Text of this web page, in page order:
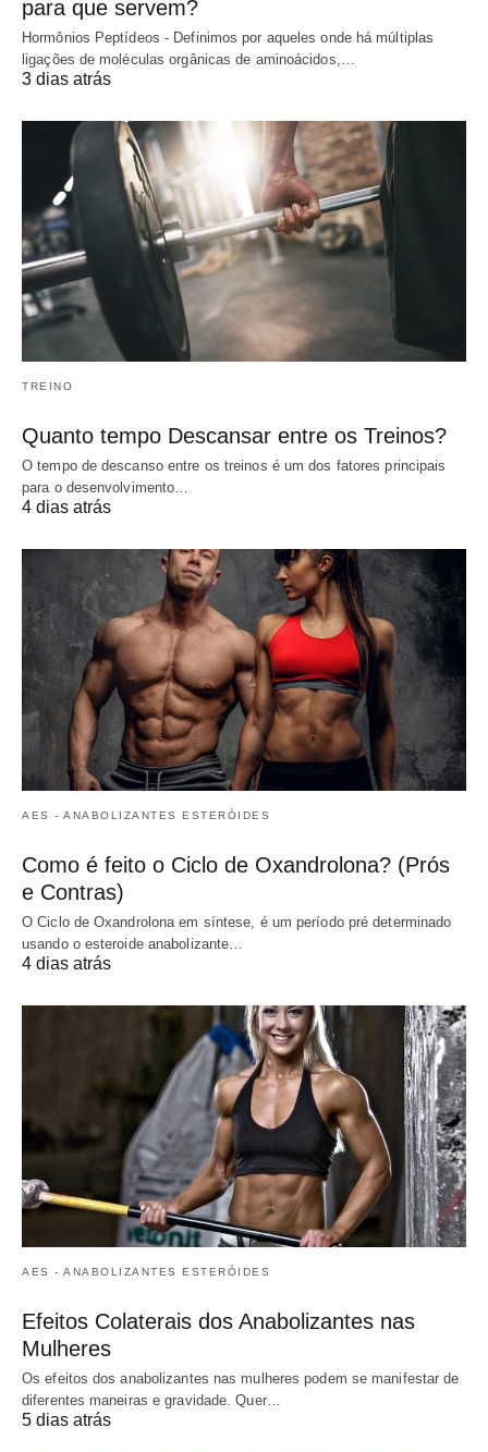
para que servem?
Hormônios Peptídeos - Definimos por aqueles onde há múltiplas
ligações de moléculas orgânicas de aminoácidos,…
3 dias atrás
TREINO
Quanto tempo Descansar entre os Treinos?
O tempo de descanso entre os treinos é um dos fatores principais
para o desenvolvimento…
4 dias atrás
AES - ANABOLIZANTES ESTERÓIDES
Como é feito o Ciclo de Oxandrolona? (Prós
e Contras)
O Ciclo de Oxandrolona em síntese, é um período pré determinado
usando o esteroide anabolizante…
4 dias atrás
AES - ANABOLIZANTES ESTERÓIDES
Efeitos Colaterais dos Anabolizantes nas
Mulheres
Os efeitos dos anabolizantes nas mulheres podem se manifestar de
diferentes maneiras e gravidade. Quer…
5 dias atrás